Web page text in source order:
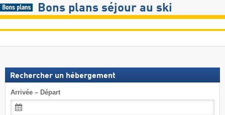
Bons plans séjour au ski
Rechercher un hébergement
Arrivée – Départ